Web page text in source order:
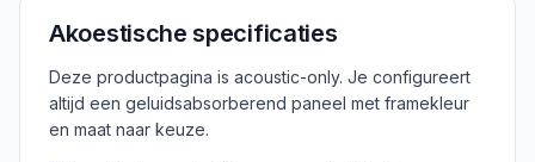
Akoestische specificaties
Deze productpagina is acoustic-only. Je configureert
altijd een geluidsabsorberend paneel met framekleur
en maat naar keuze.